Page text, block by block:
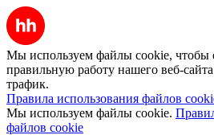
Мы используем файлы cookie, чтобы
правильную работу нашего веб-
трафик.
Правила использования файлов
Мы используем файлы cookie.
файлов cookie